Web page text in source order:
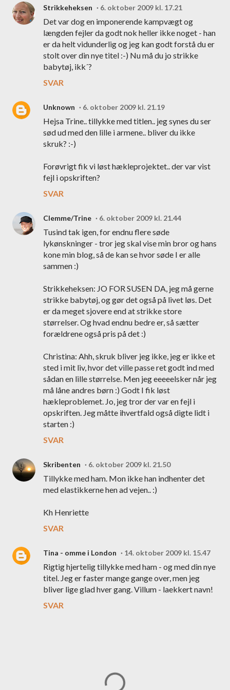
Strikkeheksen 6. oktober 2009 kl. 17.21
Det var dog en imponerende kampvægt og
længden fejler da godt nok heller ikke noget - han
er da helt vidunderlig og jeg kan godt forstå du er
stolt over din nye titel :-) Nu må du jo strikke
babytøj, ikk´?
SVAR
Unknown 6. oktober 2009 kl. 21.19
Hejsa Trine.. tillykke med titlen.. jeg synes du ser
sød ud med den lille i armene.. bliver du ikke
skruk? :-)
Forøvrigt fik vi løst hækleprojektet.. der var vist
fejl i opskriften?
SVAR
Clemme/Trine 6. oktober 2009 kl. 21.44
Tusind tak igen, for endnu flere søde
lykønskninger - tror jeg skal vise min bror og hans
kone min blog, så de kan se hvor søde I er alle
sammen :)
Strikkeheksen: JO FOR SUSEN DA, jeg må gerne
strikke babytøj, og gør det også på livet løs. Det
er da meget sjovere end at strikke store
størrelser. Og hvad endnu bedre er, så sætter
forældrene også pris på det :)
Christina: Ahh, skruk bliver jeg ikke, jeg er ikke et
sted i mit liv, hvor det ville passe ret godt ind med
sådan en lille størrelse. Men jeg eeeeelsker når jeg
må låne andres børn :) Godt I fik løst
hækleproblemet. Jo, jeg tror der var en fejl i
opskriften. Jeg måtte ihvertfald også digte lidt i
starten :)
SVAR
Skribenten 6. oktober 2009 kl. 21.50
Tillykke med ham. Mon ikke han indhenter det
med elastikkerne hen ad vejen.. :)
Kh Henriette
SVAR
Tina - omme i London 14. oktober 2009 kl. 15.47
Rigtig hjertelig tillykke med ham - og med din nye
titel. Jeg er faster mange gange over, men jeg
bliver lige glad hver gang. Villum - laekkert navn!
SVAR